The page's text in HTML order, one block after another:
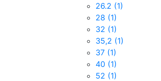
26.2 (1)
28 (1)
32 (1)
35,2 (1)
37 (1)
40 (1)
52 (1)